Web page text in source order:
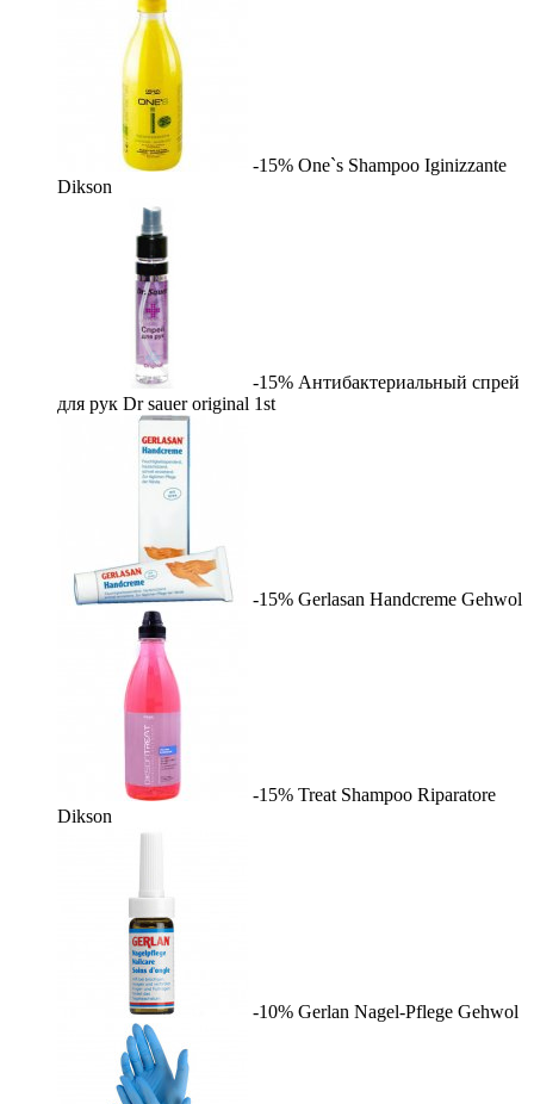
-15% One`s Shampoo Iginizzante
Dikson
-15% Антибактериальный спрей
для рук Dr sauer original 1st
-15% Gerlasan Handcreme Gehwol
-15% Treat Shampoo Riparatore
Dikson
-10% Gerlan Nagel-Pflege Gehwol